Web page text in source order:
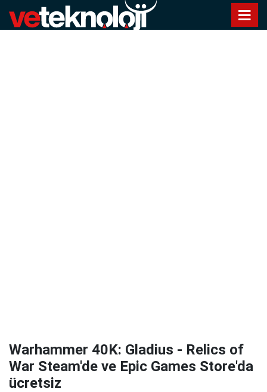
Warhammer 40K: Gladius - Relics of
War Steam'de ve Epic Games Store'da
ücretsiz